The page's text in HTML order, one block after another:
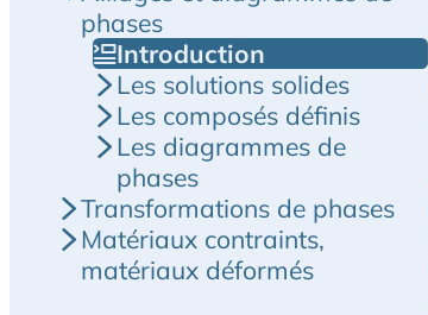
phases
Introduction
Les solutions solides
Les composés définis
Les diagrammes de
phases
Transformations de phases
Matériaux contraints,
matériaux déformés